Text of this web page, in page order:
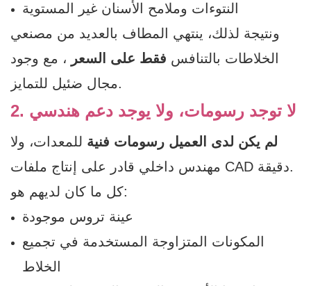
النتوءات وملامح الأسنان غير المستوية
ونتيجة لذلك، ينتهي المطاف بالعديد من مصنعي
الخلاطات بالتنافس فقط على السعر ، مع وجود
مجال ضئيل للتمايز.
2. لا توجد رسومات، ولا يوجد دعم هندسي
لم يكن لدى العميل رسومات فنية للمعدات، ولا
مهندس داخلي قادر على إنتاج ملفات CAD دقيقة.
كل ما كان لديهم هو:
عينة تروس موجودة
المكونات المتزاوجة المستخدمة في تجميع
الخلاط